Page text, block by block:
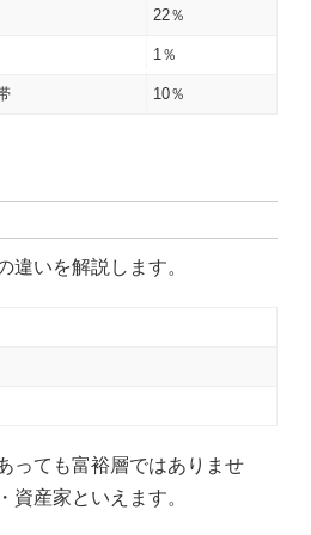
22％
1％
10％
いを解説します。
っても富裕層ではありませ
産家といえます。